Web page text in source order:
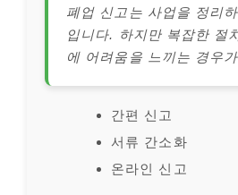
폐업 신고는 사업을 정리
입니다. 하지만 복잡한 절
에 어려움을 느끼는 경우
간편 신고
서류 간소화
온라인 신고